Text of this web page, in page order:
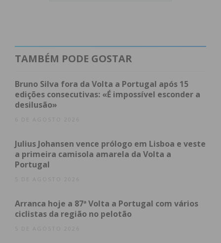
Imediato
TAMBÉM PODE GOSTAR
Bruno Silva fora da Volta a Portugal após 15
edições consecutivas: «É impossível esconder a
desilusão»
6 DE AGOSTO 2026
Julius Johansen vence prólogo em Lisboa e veste
a primeira camisola amarela da Volta a
Portugal
5 DE AGOSTO 2026
Arranca hoje a 87ª Volta a Portugal com vários
ciclistas da região no pelotão
5 DE AGOSTO 2026